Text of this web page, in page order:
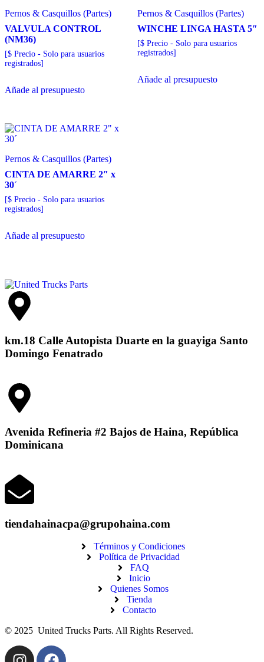
Pernos & Casquillos (Partes)
VALVULA CONTROL
(NM36)
[$ Precio - Solo para usuarios
registrados]
Añade al presupuesto
Pernos & Casquillos (Partes)
WINCHE LINGA HASTA 5″
[$ Precio - Solo para usuarios
registrados]
Añade al presupuesto
Pernos & Casquillos (Partes)
CINTA DE AMARRE 2″ x
30´
[$ Precio - Solo para usuarios
registrados]
Añade al presupuesto
km.18 Calle Autopista Duarte en la guayiga Santo
Domingo Fenatrado
Avenida Refineria #2 Bajos de Haina, República
Dominicana
tiendahainacpa@grupohaina.com
Términos y Condiciones
Política de Privacidad
FAQ
Inicio
Quienes Somos
Tienda
Contacto
© 2025 United Trucks Parts. All Rights Reserved.